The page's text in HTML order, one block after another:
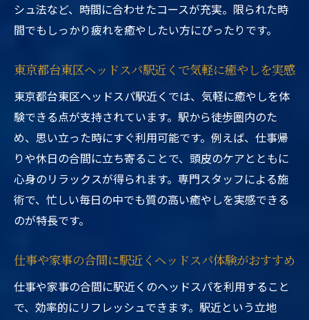
シュ法など、時間に合わせたコースが充実。限られた時
間でもしっかり疲れを癒やしたい方にぴったりです。
東京都台東区ヘッドスパ駅近くで気軽に癒やしを実感
東京都台東区ヘッドスパ駅近くでは、気軽に癒やしを体
験できる点が支持されています。駅から徒歩圏内のた
め、思い立った時にすぐ利用可能です。例えば、仕事帰
りや休日の合間に立ち寄ることで、頭皮のケアとともに
心身のリラックスが得られます。専門スタッフによる施
術で、忙しい毎日の中でも質の高い癒やしを実感できる
のが特長です。
仕事や家事の合間に駅近くヘッドスパ体験がおすすめ
仕事や家事の合間に駅近くのヘッドスパを利用すること
で、効率的にリフレッシュできます。駅近という立地